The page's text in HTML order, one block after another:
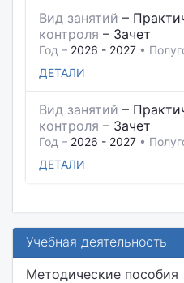
Вид занятий –
контроля – Зачет
Год – 2026 - 2027 •
ДЕТАЛИ
Вид занятий –
контроля – Зачет
Год – 2026 - 2027 •
ДЕТАЛИ
Учебная деятельность
Методические пособия